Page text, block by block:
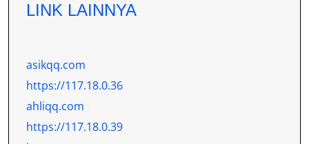
LINK LAINNYA
asikqq.com
https://117.18.0.36
ahliqq.com
https://117.18.0.39